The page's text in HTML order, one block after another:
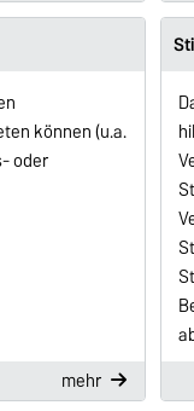
können (u.a.
oder
mehr